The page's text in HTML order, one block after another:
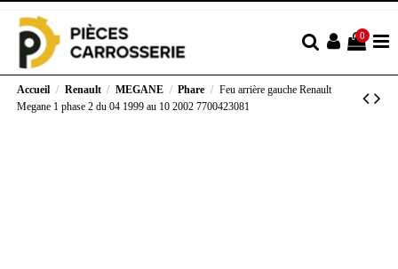
0
Accueil Renault MEGANE Phare
Feu arrière gauche Renault
Megane 1 phase 2 du 04 1999 au 10 2002 7700423081